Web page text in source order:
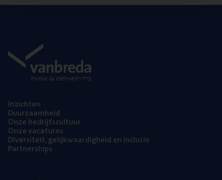
Inzich­ten
Duur­zaam­heid
Onze bedrijfs­cul­tuur
Onze vaca­tu­res
Diver­si­teit, gelijk­waar­dig­heid en inclusie
Part­ner­ships